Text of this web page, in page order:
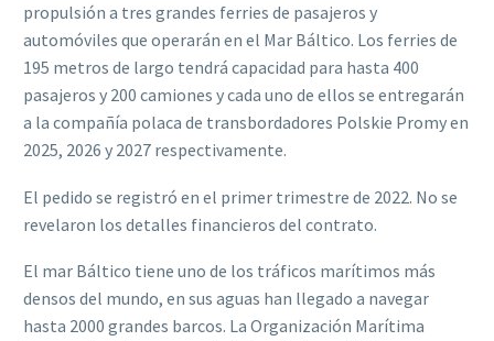
propulsión a tres grandes ferries de pasajeros y
automóviles que operarán en el Mar Báltico. Los ferries de
195 metros de largo tendrá capacidad para hasta 400
pasajeros y 200 camiones y cada uno de ellos se entregarán
a la compañía polaca de transbordadores Polskie Promy en
2025, 2026 y 2027 respectivamente.
El pedido se registró en el primer trimestre de 2022. No se
revelaron los detalles financieros del contrato.
El mar Báltico tiene uno de los tráficos marítimos más
densos del mundo, en sus aguas han llegado a navegar
hasta 2000 grandes barcos. La Organización Marítima